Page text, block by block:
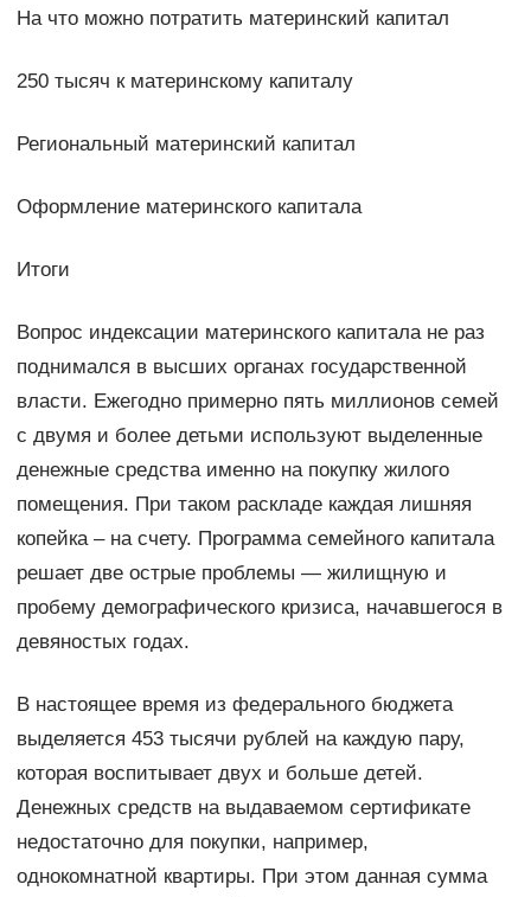
На что можно потратить материнский капитал
250 тысяч к материнскому капиталу
Региональный материнский капитал
Оформление материнского капитала
Итоги
Вопрос индексации материнского капитала не раз
поднимался в высших органах государственной
власти. Ежегодно примерно пять миллионов семей
с двумя и более детьми используют выделенные
денежные средства именно на покупку жилого
помещения. При таком раскладе каждая лишняя
копейка – на счету. Программа семейного капитала
решает две острые проблемы — жилищную и
пробему демографического кризиса, начавшегося в
девяностых годах.
В настоящее время из федерального бюджета
выделяется 453 тысячи рублей на каждую пару,
которая воспитывает двух и больше детей.
Денежных средств на выдаваемом сертификате
недостаточно для покупки, например,
однокомнатной квартиры. При этом данная сумма